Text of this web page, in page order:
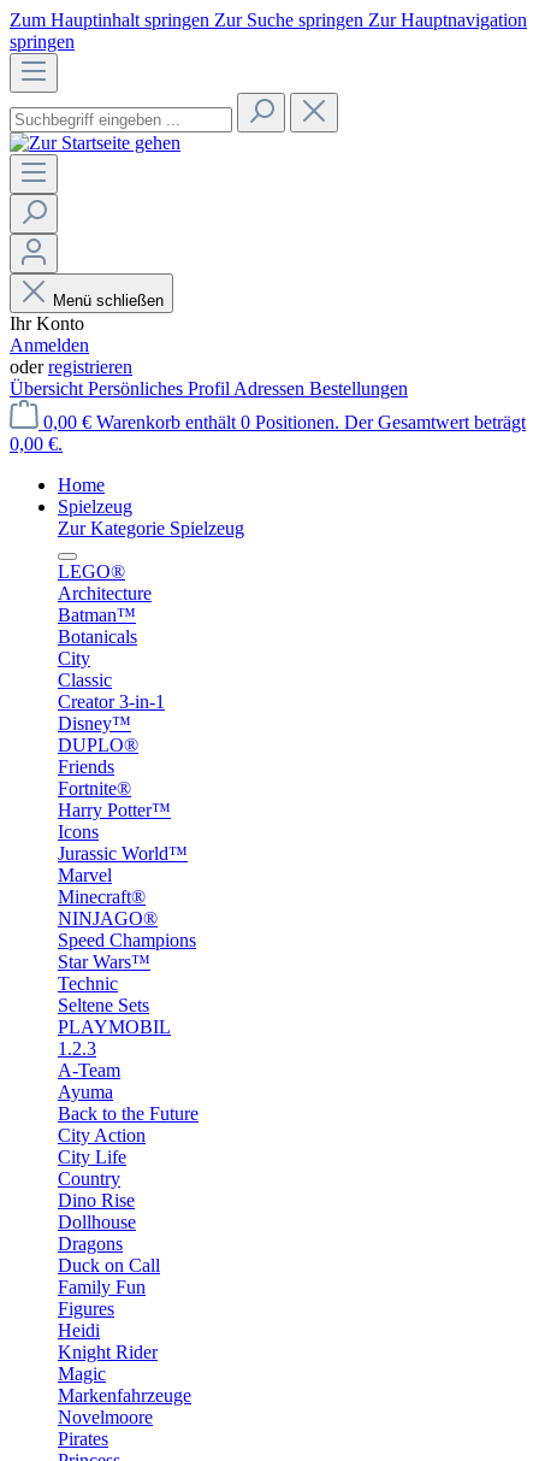
Zum Hauptinhalt springen Zur Suche springen Zur Hauptnavigation
springen
Menü schließen
Ihr Konto
Anmelden
oderregistrieren
Übersicht Persönliches Profil Adressen Bestellungen
0,00 € Warenkorb enthält 0 Positionen. Der Gesamtwert beträgt
0,00 €.
Home
Spielzeug
Zur Kategorie Spielzeug
LEGO®
Architecture
Batman™
Botanicals
City
Classic
Creator 3-in-1
Disney™
DUPLO®
Friends
Fortnite®
Harry Potter™
Icons
Jurassic World™
Marvel
Minecraft®
NINJAGO®
Speed Champions
Star Wars™
Technic
Seltene Sets
PLAYMOBIL
1.2.3
A-Team
Ayuma
Back to the Future
City Action
City Life
Country
Dino Rise
Dollhouse
Dragons
Duck on Call
Family Fun
Figures
Heidi
Knight Rider
Magic
Markenfahrzeuge
Novelmoore
Pirates